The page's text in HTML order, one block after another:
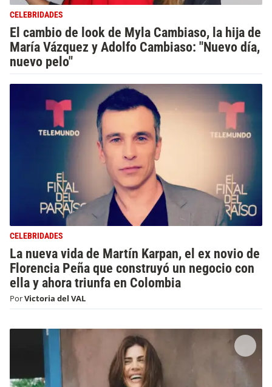
CELEBRIDADES
El cambio de look de Myla Cambiaso, la hija de
María Vázquez y Adolfo Cambiaso: "Nuevo día,
nuevo pelo"
CELEBRIDADES
La nueva vida de Martín Karpan, el ex novio de
Florencia Peña que construyó un negocio con
ella y ahora triunfa en Colombia
PorVictoria del VAL